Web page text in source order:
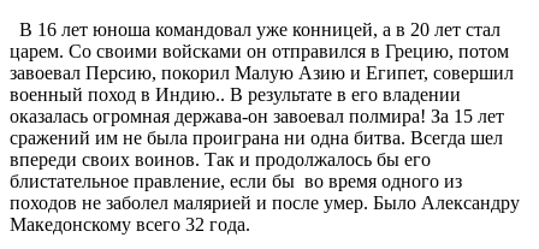
В 16 лет юноша командовал уже конницей, а в 20 лет стал
царем. Со своими войсками он отправился в Грецию, потом
завоевал Персию, покорил Малую Азию и Египет, совершил
военный поход в Индию.. В результате в его владении
оказалась огромная держава-он завоевал полмира! За 15 лет
сражений им не была проиграна ни одна битва. Всегда шел
впереди своих воинов. Так и продолжалось бы его
блистательное правление, если бы во время одного из
походов не заболел малярией и после умер. Было Александру
Македонскому всего 32 года.